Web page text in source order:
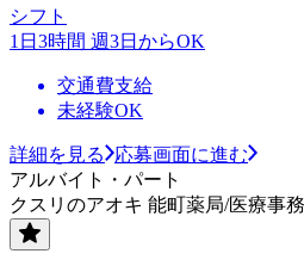
シフト
1日3時間 週3日からOK
交通費支給
未経験OK
詳細を見る
応募画面に進む
アルバイト・パート
クスリのアオキ 能町薬局/医療事